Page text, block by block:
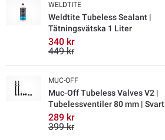
WELDTITE
Weldtite Tubeless Sealant |
Tätningsvätska 1 Liter
340 kr
449 kr
MUC-OFF
Muc-Off Tubeless Valves V2 |
Tubelessventiler 80 mm | Svart
289 kr
399 kr